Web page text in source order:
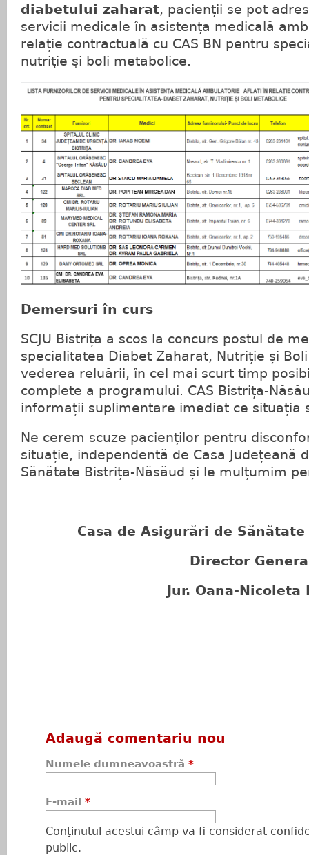
diabetului zaharat, pacienții se pot
servicii medicale în asistența medicală
relație contractuală cu CAS BN pentru
nutriţie şi boli metabolice.
Demersuri în curs
SCJU Bistrița a scos la concurs postul de
specialitatea Diabet Zaharat, Nutriție și
vederea reluării, în cel mai scurt timp
complete a programului. CAS Bistrița-
informații suplimentare imediat ce situația
Ne cerem scuze pacienților pentru
situație, independentă de Casa Județeană
Sănătate Bistrița-Năsăud și le mulțumim
Casa de Asigurări de
Director
Jur. Oana-Nicoleta
Adaugă comentariu nou
Numele dumneavoastră *
E-mail *
Conţinutul acestui câmp va fi considerat
public.